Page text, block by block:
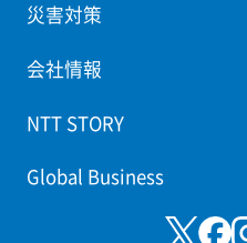
災害対策
会社情報
NTT STORY
Global Business